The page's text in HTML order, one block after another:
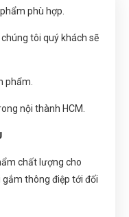
phù hợp.
tôi quý khách sẽ
phẩm.
nội thành HCM.
chất lượng cho
thông điệp tới đối